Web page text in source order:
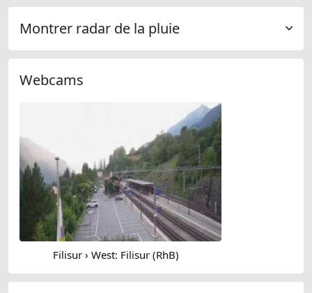
Montrer radar de la pluie
Webcams
Filisur › West: Filisur (RhB)